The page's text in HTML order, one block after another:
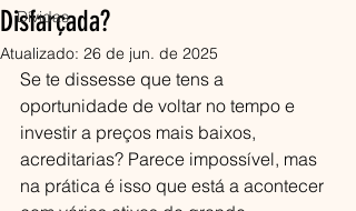
Dívidas
Disfarçada?
Atualizado: 26 de jun. de 2025
Se te dissesse que tens a
oportunidade de voltar no tempo e
investir a preços mais baixos,
acreditarias? Parece impossível, mas
na prática é isso que está a acontecer